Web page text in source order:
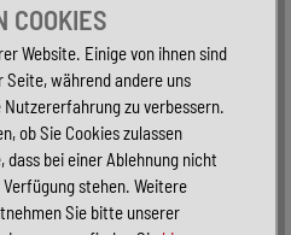
COOKIES
Website. Einige von ihnen sind
während andere uns
Nutzererfahrung zu verbessern.
ob Sie Cookies zulassen
bei einer Ablehnung nicht
stehen. Weitere
Sie bitte unserer